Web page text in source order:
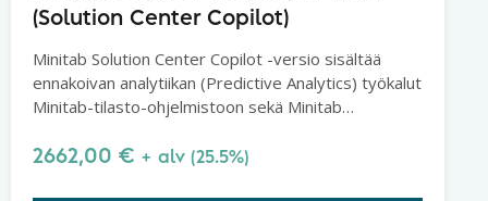
(Solution Center Copilot)
Minitab Solution Center Copilot -versio sisältää
ennakoivan analytiikan (Predictive Analytics) työkalut
Minitab-tilasto-ohjelmistoon sekä Minitab
2662,00 € + alv (25.5%)